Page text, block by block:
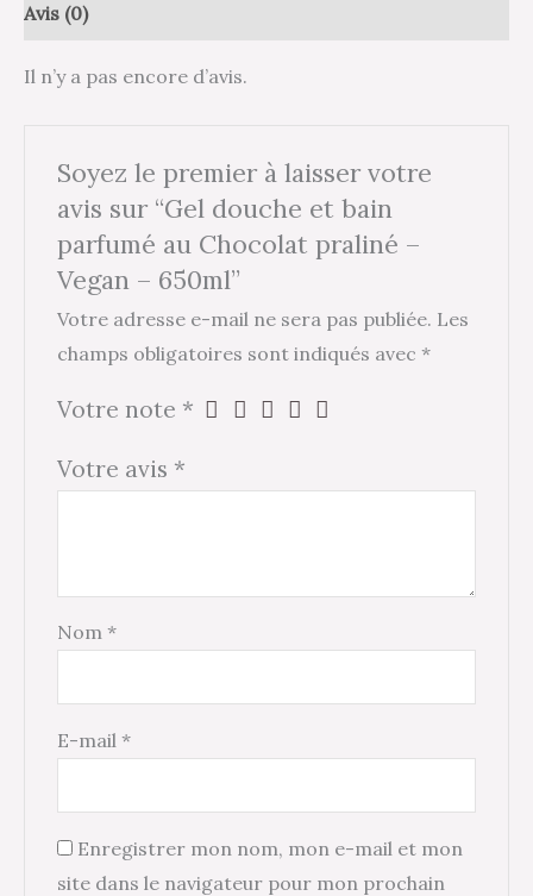
Avis (0)
Il n’y a pas encore d’avis.
Soyez le premier à laisser votre
avis sur “Gel douche et bain
parfumé au Chocolat praliné –
Vegan – 650ml”
Votre adresse e-mail ne sera pas publiée. Les
champs obligatoires sont indiqués avec *
Votre note *
Votre avis *
Nom *
E-mail *
Enregistrer mon nom, mon e-mail et mon
site dans le navigateur pour mon prochain